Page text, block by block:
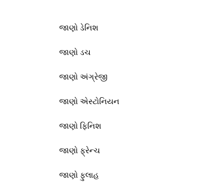
જાણો ડેનિશ
જાણો ડચ
જાણો અંગ્રેજી
જાણો એસ્ટોનિયન
જાણો ફિનિશ
જાણો ફ્રેન્ચ
જાણો ફુલાહ